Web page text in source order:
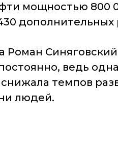
мощностью 800
дополнительных
Роман
ведь
темпов
людей.